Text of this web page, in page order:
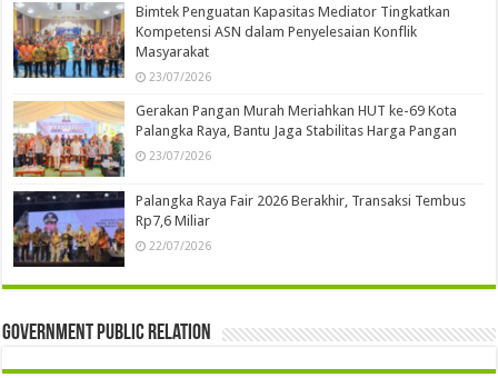
Bimtek Penguatan Kapasitas Mediator Tingkatkan
Kompetensi ASN dalam Penyelesaian Konflik
Masyarakat
23/07/2026
Gerakan Pangan Murah Meriahkan HUT ke-69 Kota
Palangka Raya, Bantu Jaga Stabilitas Harga Pangan
23/07/2026
Palangka Raya Fair 2026 Berakhir, Transaksi Tembus
Rp7,6 Miliar
22/07/2026
Government Public Relation